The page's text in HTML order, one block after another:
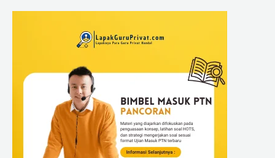
Rp2.640.000
through
Jakarta